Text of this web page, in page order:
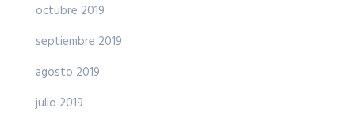
octubre 2019
septiembre 2019
agosto 2019
julio 2019